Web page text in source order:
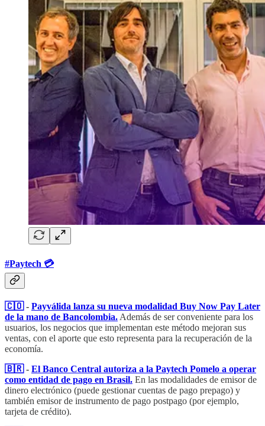
#Paytech 💳
🇨🇴- Payválida lanza su nueva modalidad Buy Now Pay Later
de la mano de Bancolombia. Además de ser conveniente para los
usuarios, los negocios que implementan este método mejoran sus
ventas, con el aporte que esto representa para la recuperación de la
economía.
🇧🇷- El Banco Central autoriza a la Paytech Pomelo a operar
como entidad de pago en Brasil. En las modalidades de emisor de
dinero electrónico (puede gestionar cuentas de pago prepago) y
también emisor de instrumento de pago postpago (por ejemplo,
tarjeta de crédito).